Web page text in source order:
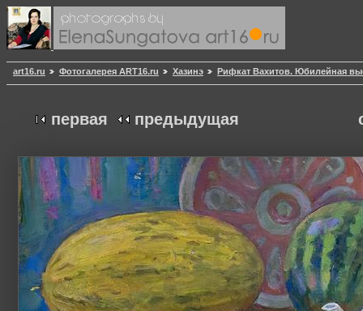
art16.ru Фотогалерея ART16.ru Хазинэ Рифкат Вахитов. Юбилейная
первая предыдущая